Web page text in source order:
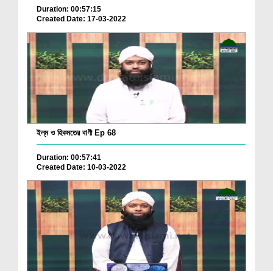
Duration: 00:57:15
Created Date: 17-03-2022
ইল্‌ম ও হিকমতের বাণী Ep 68
Duration: 00:57:41
Created Date: 10-03-2022